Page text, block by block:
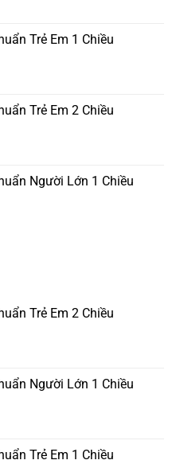
Trẻ Em 1 Chiều
Trẻ Em 2 Chiều
Người Lớn 1 Chiều
Trẻ Em 2 Chiều
Người Lớn 1 Chiều
Trẻ Em 1 Chiều